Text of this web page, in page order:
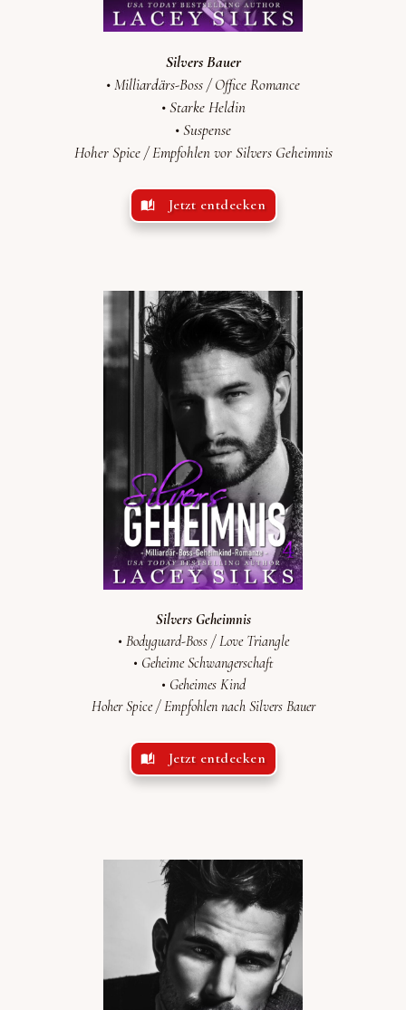
Silvers Bauer
• Milliardärs-Boss / Office Romance
• Starke Heldin
•Suspense
Hoher Spice /Empfohlen vorSilvers Geheimnis
Jetzt entdecken
Silvers Geheimnis
• Bodyguard-Boss /Love Triangle
• Geheime Schwangerschaft
• Geheimes Kind
Hoher Spice / Empfohlennach Silvers Bauer
Jetzt entdecken